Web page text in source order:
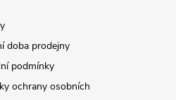
doba prodejny
podmínky
ochrany osobních